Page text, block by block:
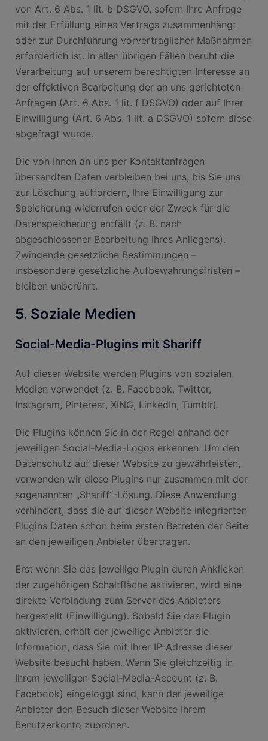
von Art. 6 Abs. 1 lit. b DSGVO, sofern Ihre Anfrage
mit der Erfüllung eines Vertrags zusammenhängt
oder zur Durchführung vorvertraglicher Maßnahmen
erforderlich ist. In allen übrigen Fällen beruht die
Verarbeitung auf unserem berechtigten Interesse an
der effektiven Bearbeitung der an uns gerichteten
Anfragen (Art. 6 Abs. 1 lit. f DSGVO) oder auf Ihrer
Einwilligung (Art. 6 Abs. 1 lit. a DSGVO) sofern diese
abgefragt wurde.
Die von Ihnen an uns per Kontaktanfragen
übersandten Daten verbleiben bei uns, bis Sie uns
zur Löschung auffordern, Ihre Einwilligung zur
Speicherung widerrufen oder der Zweck für die
Datenspeicherung entfällt (z. B. nach
abgeschlossener Bearbeitung Ihres Anliegens).
Zwingende gesetzliche Bestimmungen –
insbesondere gesetzliche Aufbewahrungsfristen –
bleiben unberührt.
5. Soziale Medien
Social-Media-Plugins mit Shariff
Auf dieser Website werden Plugins von sozialen
Medien verwendet (z. B. Facebook, Twitter,
Instagram, Pinterest, XING, LinkedIn, Tumblr).
Die Plugins können Sie in der Regel anhand der
jeweiligen Social-Media-Logos erkennen. Um den
Datenschutz auf dieser Website zu gewährleisten,
verwenden wir diese Plugins nur zusammen mit der
sogenannten „Shariff“-Lösung. Diese Anwendung
verhindert, dass die auf dieser Website integrierten
Plugins Daten schon beim ersten Betreten der Seite
an den jeweiligen Anbieter übertragen.
Erst wenn Sie das jeweilige Plugin durch Anklicken
der zugehörigen Schaltfläche aktivieren, wird eine
direkte Verbindung zum Server des Anbieters
hergestellt (Einwilligung). Sobald Sie das Plugin
aktivieren, erhält der jeweilige Anbieter die
Information, dass Sie mit Ihrer IP-Adresse dieser
Website besucht haben. Wenn Sie gleichzeitig in
Ihrem jeweiligen Social-Media-Account (z. B.
Facebook) eingeloggt sind, kann der jeweilige
Anbieter den Besuch dieser Website Ihrem
Benutzerkonto zuordnen.